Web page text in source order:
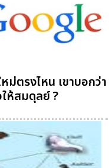
ม่ตรงไหน เขาบอกว่า
ห้สมดุลย์ ?